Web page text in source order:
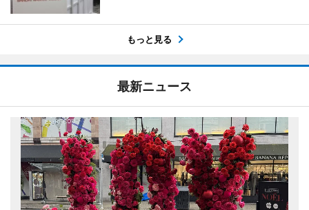
もっと見る
最新ニュース